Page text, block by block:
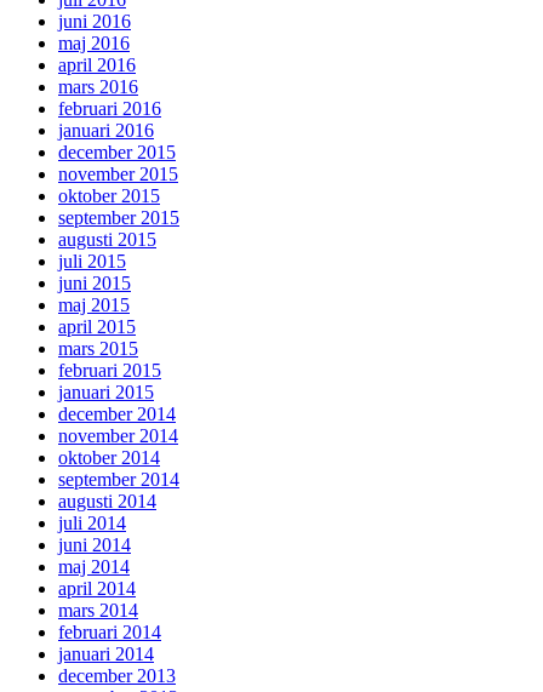
juni 2016
maj 2016
april 2016
mars 2016
februari 2016
januari 2016
december 2015
november 2015
oktober 2015
september 2015
augusti 2015
juli 2015
juni 2015
maj 2015
april 2015
mars 2015
februari 2015
januari 2015
december 2014
november 2014
oktober 2014
september 2014
augusti 2014
juli 2014
juni 2014
maj 2014
april 2014
mars 2014
februari 2014
januari 2014
december 2013